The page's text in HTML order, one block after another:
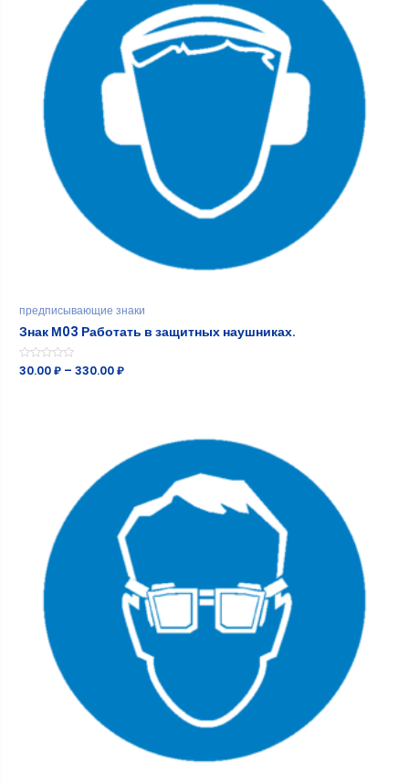
предписывающие знаки
Знак М03 Работать в защитных наушниках.
Оценка
0
30.00₽ –330.00₽